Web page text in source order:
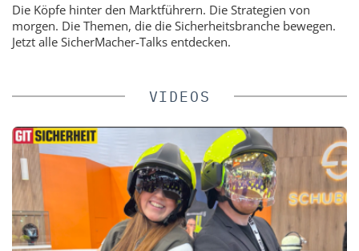
Die Köpfe hinter den Marktführern. Die Strategien von
morgen. Die Themen, die die Sicherheitsbranche bewegen.
Jetzt alle SicherMacher-Talks entdecken.
VIDEOS